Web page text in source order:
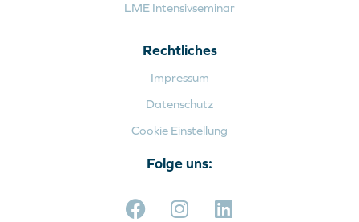
LME Intensivseminar
Rechtliches
Impressum
Datenschutz
Cookie Einstellung
Folge uns: